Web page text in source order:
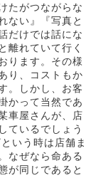
たがつながらな
ない』『写真と
だけでは話にな
離れていて行く
ります。その様
り、コストもか
。しかし、お客
かって当然であ
車屋さんが、店
ているでしょう
いう時は店舗ま
なぜなら命ある
が同じであると